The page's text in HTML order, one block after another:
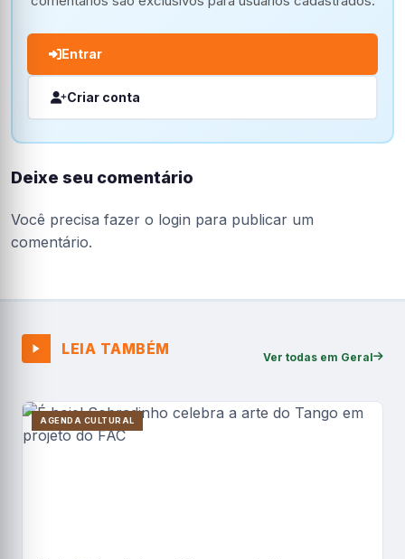
Entrar
Criar conta
Deixe seu comentário
Você precisa fazer o login para publicar um
comentário.
LEIA TAMBÉM Ver todas em Geral
AGENDA CULTURAL